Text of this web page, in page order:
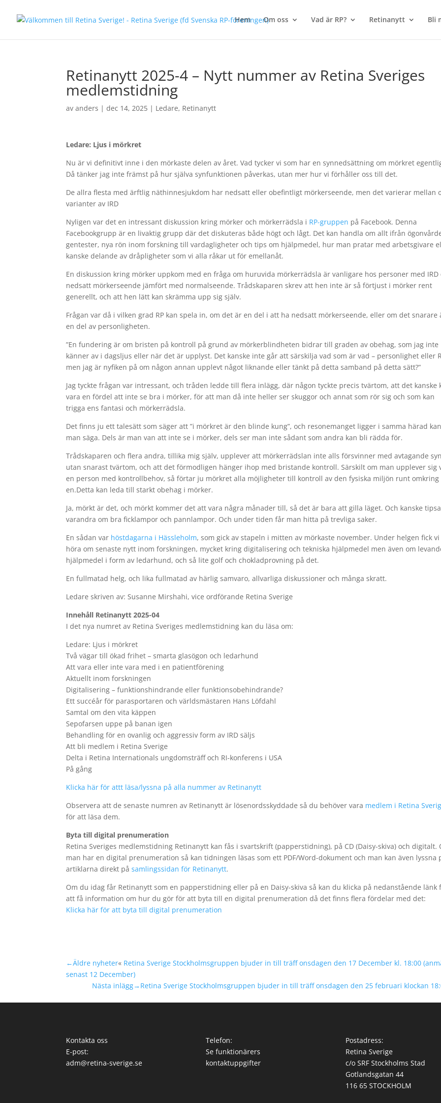
Hem Om oss Vad är RP? Retinanytt Bli
Retinanytt 2025-4 – Nytt nummer av Retina Sveriges
medlemstidning
avanders |dec 14, 2025 | Ledare, Retinanytt
Ledare: Ljus i mörkret
Nu är vi definitivt inne i den mörkaste delen av året. Vad tycker vi som har en synnedsättning om mörkret
Då tänker jag inte främst på hur själva synfunktionen påverkas, utan mer hur vi förhåller oss till det.
De allra flesta med ärftlig näthinnesjukdom har nedsatt eller obefintligt mörkerseende, men det varierar mellan
varianter av IRD
Nyligen var det en intressant diskussion kring mörker och mörkerrädsla i RP-gruppen på Facebook. Denna
Facebookgrupp är en livaktig grupp där det diskuteras både högt och lågt. Det kan handla om allt ifrån
gentester, nya rön inom forskning till vardagligheter och tips om hjälpmedel, hur man pratar med arbetsgivare
kanske delande av dråpligheter som vi alla råkar ut för emellanåt.
En diskussion kring mörker uppkom med en fråga om huruvida mörkerrädsla är vanligare hos personer med IRD
nedsatt mörkerseende jämfört med normalseende. Trådskaparen skrev att hen inte är så förtjust i mörker rent
generellt, och att hen lätt kan skrämma upp sig själv.
Frågan var då i vilken grad RP kan spela in, om det är en del i att ha nedsatt mörkerseende, eller om det snarare
en del av personligheten.
”En fundering är om bristen på kontroll på grund av mörkerblindheten bidrar till graden av obehag, som jag inte
känner av i dagsljus eller när det är upplyst. Det kanske inte går att särskilja vad som är vad – personlighet eller
men jag är nyfiken på om någon annan upplevt något liknande eller tänkt på detta samband på detta sätt?”
Jag tyckte frågan var intressant, och tråden ledde till flera inlägg, där någon tyckte precis tvärtom, att det kanske
vara en fördel att inte se bra i mörker, för att man då inte heller ser skuggor och annat som rör sig och som kan
trigga ens fantasi och mörkerrädsla.
Det finns ju ett talesätt som säger att ”i mörkret är den blinde kung”, och resonemanget ligger i samma härad kan
man säga. Dels är man van att inte se i mörker, dels ser man inte sådant som andra kan bli rädda för.
Trådskaparen och flera andra, tillika mig själv, upplever att mörkerrädslan inte alls försvinner med avtagande
utan snarast tvärtom, och att det förmodligen hänger ihop med bristande kontroll. Särskilt om man upplever sig
en person med kontrollbehov, så förtar ju mörkret alla möjligheter till kontroll av den fysiska miljön runt omkring
en.Detta kan leda till starkt obehag i mörker.
Ja, mörkt är det, och mörkt kommer det att vara några månader till, så det är bara att gilla läget. Och kanske tipsa
varandra om bra ficklampor och pannlampor. Och under tiden får man hitta på trevliga saker.
En sådan var höstdagarna i Hässleholm, som gick av stapeln i mitten av mörkaste november. Under helgen fick vi
höra om senaste nytt inom forskningen, mycket kring digitalisering och tekniska hjälpmedel men även om
hjälpmedel i form av ledarhund, och så lite golf och chokladprovning på det.
En fullmatad helg, och lika fullmatad av härlig samvaro, allvarliga diskussioner och många skratt.
Ledare skriven av: Susanne Mirshahi, vice ordförande Retina Sverige
Innehåll Retinanytt 2025-04
I det nya numret av Retina Sveriges medlemstidning kan du läsa om:
Ledare: Ljus i mörkret
Två vägar till ökad frihet – smarta glasögon och ledarhund
Att vara eller inte vara med i en patientförening
Aktuellt inom forskningen
Digitalisering – funktionshindrande eller funktionsobehindrande?
Ett succéår för parasportaren och världsmästaren Hans Löfdahl
Samtal om den vita käppen
Sepofarsen uppe på banan igen
Behandling för en ovanlig och aggressiv form av IRD säljs
Att bli medlem i Retina Sverige
Delta i Retina Internationals ungdomsträff och RI-konferens i USA
På gång
Klicka här för attt läsa/lyssna på alla nummer av Retinanytt
Observera att de senaste numren av Retinanytt är lösenordsskyddade så du behöver vara medlem i Retina
för att läsa dem.
Byta till digital prenumeration
Retina Sveriges medlemstidning Retinanytt kan fås i svartskrift (papperstidning), på CD (Daisy-skiva) och digitalt.
man har en digital prenumeration så kan tidningen läsas som ett PDF/Word-dokument och man kan även lyssna
artiklarna direkt påsamlingssidan för Retinanytt.
Om du idag får Retinanytt som en papperstidning eller på en Daisy-skiva så kan du klicka på nedanstående länk
att få information om hur du gör för att byta till en digital prenumeration då det finns flera fördelar med det:
Klicka här för att byta till digital prenumeration
←Äldre nyheter« Retina Sverige Stockholmsgruppen bjuder in till träff onsdagen den 17 December kl. 18:00
senast 12 December)
Nästa inlägg→ Retina Sverige Stockholmsgruppen bjuder in till träff onsdagen den 25 februari klockan
Kontakta oss
E-post:
adm@retina-sverige.se
Telefon:
Se funktionärers
kontaktuppgifter
Postadress:
Retina Sverige
c/o SRF Stockholms Stad
Gotlandsgatan 44
116 65 STOCKHOLM